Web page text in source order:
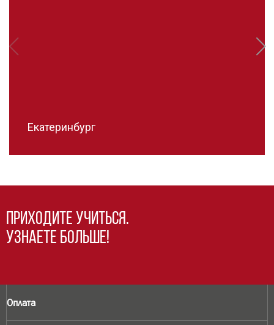
Екатеринбург
Приходите учиться.
Узнаете больше!
Оплата